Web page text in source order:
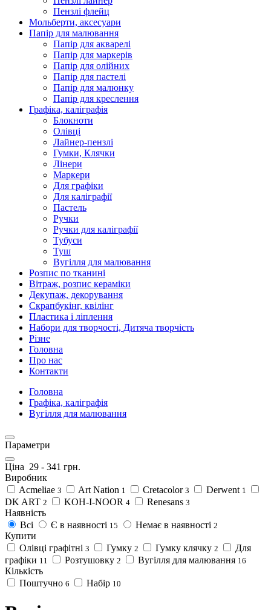
Пензлі флейц
Мольберти, аксесуари
Папір для малювання
Папір для акварелі
Папір для маркерів
Папір для олійних
Папір для пастелі
Папір для малюнку
Папір для креслення
Графіка, каліграфія
Блокноти
Олівці
Лайнер-пензлі
Гумки, Клячки
Лінери
Маркери
Для графіки
Для каліграфії
Пастель
Ручки
Ручки для каліграфії
Тубуси
Туш
Вугілля для малювання
Розпис по тканині
Вітраж, розпис кераміки
Декупаж, декорування
Скрапбукінг, квілінг
Пластика і ліплення
Набори для творчості, Дитяча творчість
Різне
Головна
Про нас
Контакти
Головна
Графіка, каліграфія
Вугілля для малювання
Параметри
Ціна 29 - 341 грн.
Виробник
Acmeliae 3 Art Nation 1 Cretacolor 3 Derwent 1
DK ART 2 KOH-I-NOOR 4 Renesans 3
Наявність
Всі
Є в наявності 15 Немає в наявності 2
Купити
Олівці графітні 3 Гумку 2 Гумку клячку 2
Для
графіки 11 Розтушовку 2 Вугілля для малювання 16
Кількість
Поштучно 6 Набір 10